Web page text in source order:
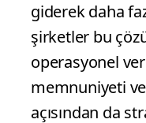
giderek daha
şirketler bu
operasyonel
memnuniyeti
açısından da